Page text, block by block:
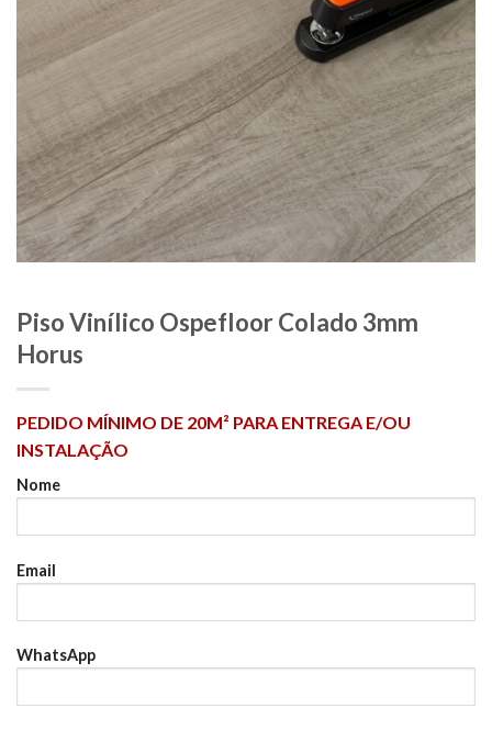
Piso Vinílico Ospefloor Colado 3mm
Horus
PEDIDO MÍNIMO DE 20M² PARA ENTREGA E/OU
INSTALAÇÃO
Nome
Email
WhatsApp